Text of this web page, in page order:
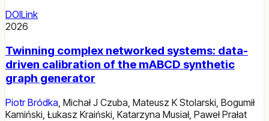
DOILink
2026
Twinning complex networked systems: data-
driven calibration of the mABCD synthetic
graph generator
Piotr Bródka Michał J Czuba Mateusz K Stolarski Bogumił
Kamiński Łukasz Kraiński Katarzyna Musiał, Paweł Prałat